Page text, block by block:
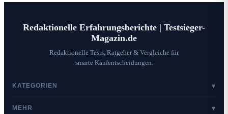
Redaktionelle Erfahrungsberichte | Testsieger-
Magazin.de
Redaktionelle Tests, Ratgeber & Vergleiche für
smarte Kaufentscheidungen.
KATEGORIEN
▾
Shopping & Tests
MEHR ▾